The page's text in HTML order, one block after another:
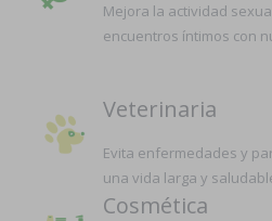
Mejora la actividad
encuentros íntimos con
Veterinaria
Evita enfermedades y
una vida larga y
Cosmética